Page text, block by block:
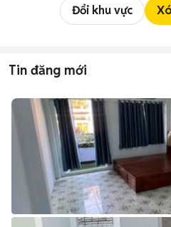
Đổi khu vực
Tin đăng mới